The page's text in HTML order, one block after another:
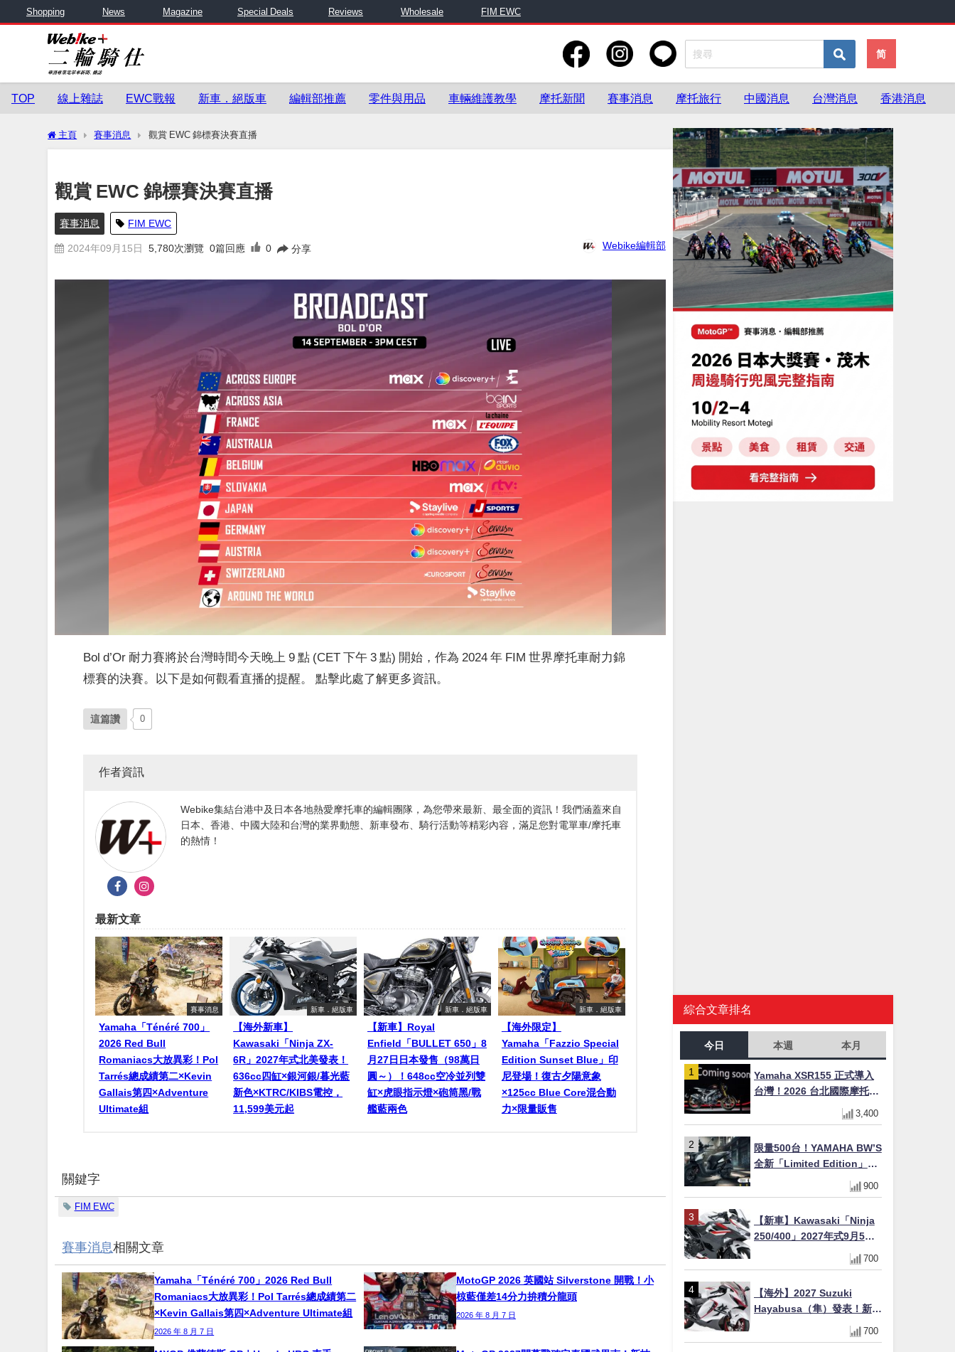
Shopping News Magazine Special Deals Reviews Wholesale FIM EWC
简
TOP 線上雜誌 EWC戰報 新車．絕版車 編輯部推薦 零件與用品 車輛維護教學 摩托新聞 賽事消息 摩托旅行 中國消息 台灣消息 香港消息
主頁 賽事消息 觀賞 EWC 錦標賽決賽直播
觀賞 EWC 錦標賽決賽直播
賽事消息 FIM EWC
2024年09月15日 5,780次瀏覽 0篇回應 0 分享 Webike編輯部
Bol d’Or 耐力賽將於台灣時間今天晚上 9 點 (CET 下午 3 點) 開始，作為 2024 年 FIM 世界摩托車耐力錦
標賽的決賽。以下是如何觀看直播的提醒。 點擊此處了解更多資訊。
這篇讚 0
作者資訊
Webike集結台港中及日本各地熱愛摩托車的編輯團隊，為您帶來最新、最全面的資訊！我們涵蓋來自
日本、香港、中國大陸和台灣的業界動態、新車發布、騎行活動等精彩內容，滿足您對電單車/摩托車
的熱情！
最新文章
賽事消息
Yamaha「Ténéré 700」
2026 Red Bull
Romaniacs大放異彩！Pol
Tarrés總成績第二×Kevin
Gallais第四×Adventure
Ultimate組
新車．絕版車
【海外新車】
Kawasaki「Ninja ZX-
6R」2027年式北美發表！
636cc四缸×銀河銀/暮光藍
新色×KTRC/KIBS電控，
11,599美元起
新車．絕版車
【新車】Royal
Enfield「BULLET 650」8
月27日日本發售（98萬日
圓～）！648cc空冷並列雙
缸×虎眼指示燈×砲筒黑/戰
艦藍兩色
新車．絕版車
【海外限定】
Yamaha「Fazzio Special
Edition Sunset Blue」印
尼登場！復古夕陽意象
×125cc Blue Core混合動
力×限量販售
關鍵字
FIM EWC
賽事消息相關文章
Yamaha「Ténéré 700」2026 Red Bull
Romaniacs大放異彩！Pol Tarrés總成績第二
×Kevin Gallais第四×Adventure Ultimate組
2026 年 8 月 7 日
MotoGP 2026 英國站 Silverstone 開戰！小
椋藍僅差14分力拚積分龍頭
2026 年 8 月 7 日
綜合文章排名
今日 本週 本月
Yamaha XSR155 正式導入
台灣！2026 台北國際摩托車
展亮相，70 週年紀念版
YZF-R 系列限量追加販售
3,400
限量500台！YAMAHA BW’S
全新「Limited Edition」都
市探索限定色 GOOPiMADE
聯名包同步登場
900
【新車】Kawasaki「Ninja
250/400」2027年式9月5日
日本發售！新塗裝登場×價格
不變×輔助滑動式離合器
700
【海外】2027 Suzuki
Hayabusa（隼）發表！新增
Special Edition 特仕版，全
新珍珠白塗裝與專屬配備登
700